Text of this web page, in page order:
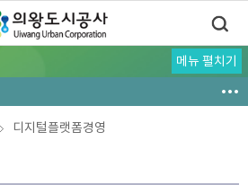
메뉴 펼치기
디지털플랫폼경영